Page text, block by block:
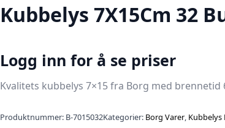
Kubbelys 7X15Cm 32
Logg inn for å se priser
Kvalitets kubbelys 7×15 fra Borg med brennetid
Produktnummer: B-7015032Kategorier: Borg Varer, Kubbelys